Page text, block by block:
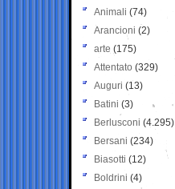
Animali (74)
Arancioni (2)
arte (175)
Attentato (329)
Auguri (13)
Batini (3)
Berlusconi (4.295)
Bersani (234)
Biasotti (12)
Boldrini (4)